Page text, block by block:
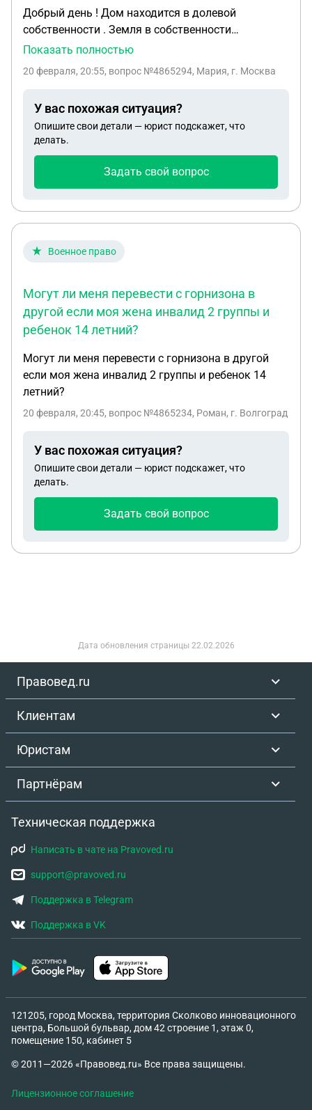
Добрый день ! Дом находится в долевой
собственности . Земля в собственности
администрации города . Дом 1950 года
домом на основании договора пожизненного
оспаривание наследства ). Администрации
отказывает в оформлении земли . Как законно
оформить землю в собственность ? Все ли
земли , один из собственников не желает
Показать полностью
20 февраля, 20:55, вопрос №4865294, Мария, г. Москва
У вас похожая ситуация?
Опишите свои детали — юрист подскажет, что
делать.
Задать свой вопрос
Военное право
Могут ли меня перевести с горнизона в
другой если моя жена инвалид 2 группы и
ребенок 14 летний?
Могут ли меня перевести с горнизона в другой
если моя жена инвалид 2 группы и ребенок 14
летний?
20 февраля, 20:45, вопрос №4865234, Роман, г. Волгоград
У вас похожая ситуация?
Опишите свои детали — юрист подскажет, что
делать.
Задать свой вопрос
Дата обновления страницы 22.02.2026
Правовед.ru
Клиентам
Юристам
Партнёрам
Техническая поддержка
Написать в чате на Pravoved.ru
support@pravoved.ru
Поддержка в Telegram
Поддержка в VK
121205, город Москва, территория Сколково инновационного
центра, Большой бульвар, дом 42 строение 1, этаж 0,
помещение 150, кабинет 5
© 2011—2026 «Правовед.ru» Все права защищены.
Лицензионное соглашение